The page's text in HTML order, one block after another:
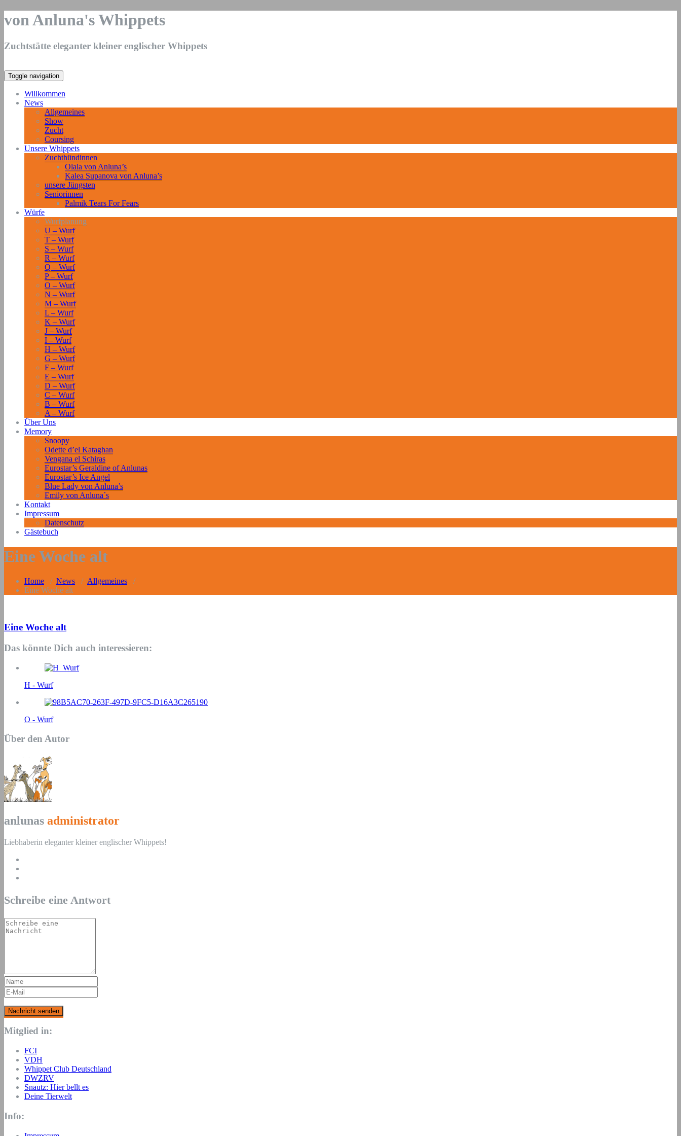
von Anluna's Whippets
Zuchtstätte eleganter kleiner englischer Whippets
Toggle navigation
Willkommen
News
Allgemeines
Show
Zucht
Coursing
Unsere Whippets
Zuchthündinnen
Olala von Anluna’s
Kalea Supanova von Anluna’s
unsere Jüngsten
Seniorinnen
Palmik Tears For Fears
Würfe
Wurfplanung
U – Wurf
T – Wurf
S – Wurf
R – Wurf
Q – Wurf
P – Wurf
O – Wurf
N – Wurf
M – Wurf
L – Wurf
K – Wurf
J – Wurf
I – Wurf
H – Wurf
G – Wurf
F – Wurf
E – Wurf
D – Wurf
C – Wurf
B – Wurf
A – Wurf
Über Uns
Memory
Snoopy
Odette d’el Kataghan
Vengana el Schiras
Eurostar’s Geraldine of Anlunas
Eurostar’s Ice Angel
Blue Lady von Anluna’s
Emily von Anluna´s
Kontakt
Impressum
Datenschutz
Gästebuch
Eine Woche alt
Home / News / Allgemeines /
Eine Woche alt
Eine Woche alt
Das könnte Dich auch interessieren:
H - Wurf
O - Wurf
Über den Autor
anlunas administrator
Liebhaberin eleganter kleiner englischer Whippets!
Schreibe eine Antwort
Mitglied in:
FCI
VDH
Whippet Club Deutschland
DWZRV
Snautz: Hier bellt es
Deine Tierwelt
Info: